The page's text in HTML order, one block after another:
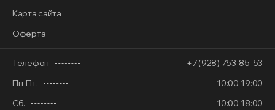
Карта сайта
Оферта
Телефон
+7 (928) 753-85-53
Пн-Пт.
10:00-19:00
Сб.
10:00-18:00